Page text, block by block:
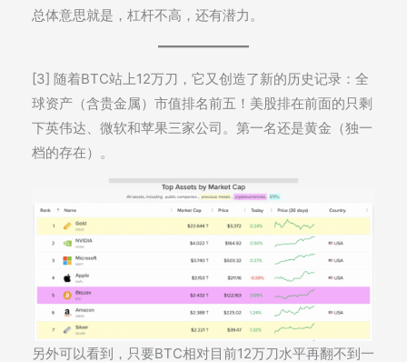
总体意思就是，杠杆不高，还有潜力。
[3] 随着BTC站上12万刀，它又创造了新的历史记录：全
球资产（含贵金属）市值排名前五！美股排在前面的只剩
下英伟达、微软和苹果三家公司。第一名还是黄金（独一
档的存在）。
另外可以看到，只要BTC相对目前12万刀水平再翻不到一